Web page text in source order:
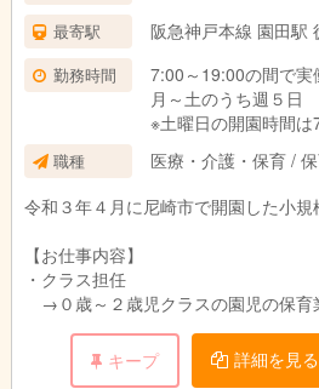
最寄駅 阪急神戸本線 園田駅
勤務時間
7:00～19:00の間で実
月～土のうち週５日
※土曜日の開園時間
職種
医療・介護・保育 /
令和３年４月に尼崎市で開園した小規
【お仕事内容】
・クラス担任
→０歳～２歳児クラスの園児の保育
れ・戸外遊び・食事や排せつの援助
いします。
・その他保育業務に付随する仕事。
キープ 詳細を見る